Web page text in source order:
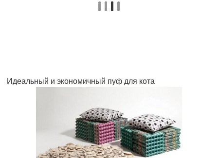
Идеальный и экономичный пуф для кота